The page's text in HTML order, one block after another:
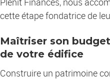
cette étape fondatrice de
Maîtriser son
de votre édifice
Construire un patrimoine